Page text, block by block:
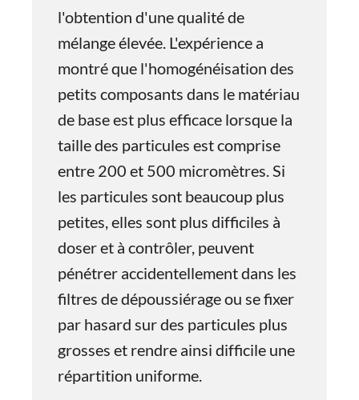
l'obtention d'une qualité de
mélange élevée. L'expérience a
montré que l'homogénéisation des
petits composants dans le matériau
de base est plus efficace lorsque la
taille des particules est comprise
entre 200 et 500 micromètres. Si
les particules sont beaucoup plus
petites, elles sont plus difficiles à
doser et à contrôler, peuvent
pénétrer accidentellement dans les
filtres de dépoussiérage ou se fixer
par hasard sur des particules plus
grosses et rendre ainsi difficile une
répartition uniforme.